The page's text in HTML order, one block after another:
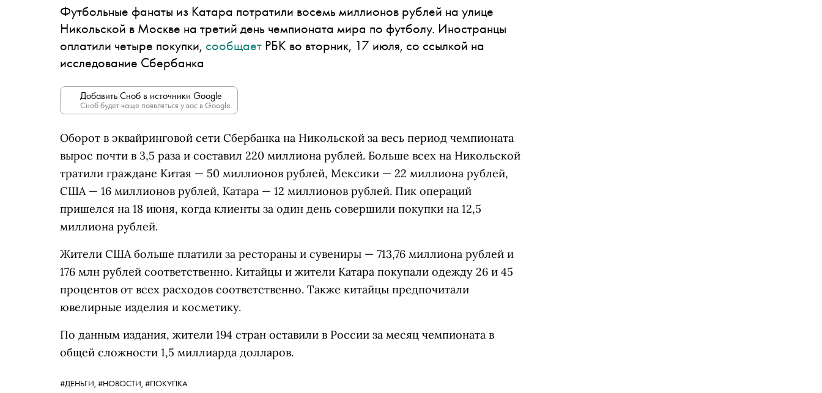
Футбольные фанаты из Катара потратили восемь миллионов рублей на улице
Никольской в Москве на третий день чемпионата мира по футболу. Иностранцы
оплатили четыре покупки, сообщает РБК во вторник, 17 июля, со ссылкой на
исследование Сбербанка
Добавить Сноб в источники Google
Сноб будет чаще появляться у вас в Google.
Оборот в эквайринговой сети Сбербанка на Никольской за весь период чемпионата
вырос почти в 3,5 раза и составил 220 миллиона рублей. Больше всех на Никольской
тратили граждане Китая — 50 миллионов рублей, Мексики — 22 миллиона рублей,
США — 16 миллионов рублей, Катара — 12 миллионов рублей. Пик операций
пришелся на 18 июня, когда клиенты за один день совершили покупки на 12,5
миллиона рублей.
Жители США больше платили за рестораны и сувениры — 713,76 миллиона рублей и
176 млн рублей соответственно. Китайцы и жители Катара покупали одежду 26 и 45
процентов от всех расходов соответственно. Также китайцы предпочитали
ювелирные изделия и косметику.
По данным издания, жители 194 стран оставили в России за месяц чемпионата в
общей сложности 1,5 миллиарда долларов.
#ДЕНЬГИ, #НОВОСТИ, #ПОКУПКА